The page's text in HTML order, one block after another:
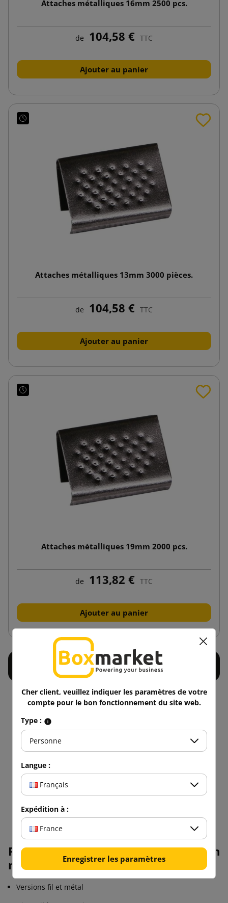
Attaches métalliques 16mm 2500 pcs.
de 104,58 € TTC
Ajouter au panier
Attaches métalliques 13mm 3000 pièces.
de 104,58 € TTC
Ajouter au panier
Attaches métalliques 19mm 2000 pcs.
de 113,82 € TTC
Ajouter au panier
Paramètres des attaches en fil et en
métal pour les sangles en PP :
Versions fil et métal
Cher client, veuillez indiquer les paramètres de votre
compte pour le bon fonctionnement du site web.
Type :
Personne
Langue :
Français
Expédition à :
France
Enregistrer les paramètres